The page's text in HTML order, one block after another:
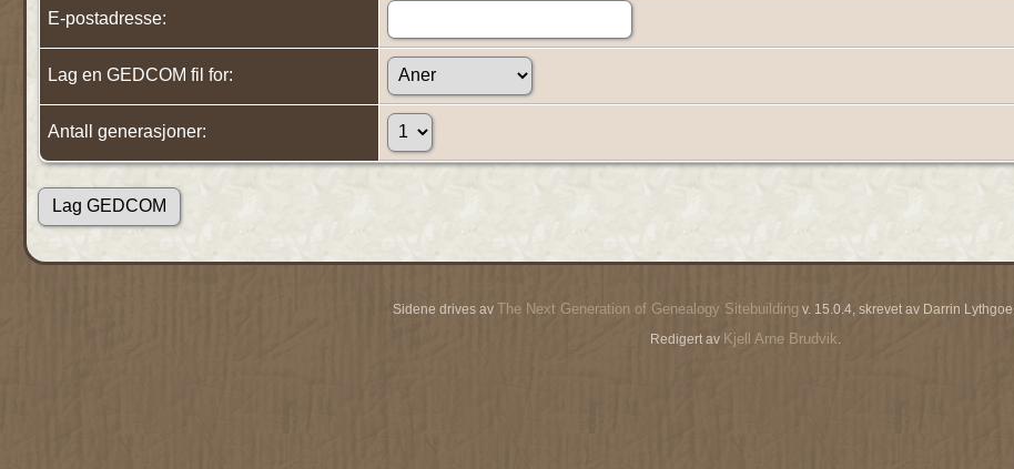
E-postadresse:
Lag en GEDCOM fil for:
Antall generasjoner:
Sidene drives av The Next Generation of Genealogy Sitebuilding v. 15.0.4, skrevet av Darrin
Redigert av Kjell Arne Brudvik